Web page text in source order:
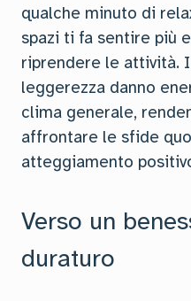
qualche minuto di
spazi ti fa sentire più
riprendere le attività.
leggerezza danno
clima generale,
affrontare le sfide
atteggiamento
Verso un
duraturo